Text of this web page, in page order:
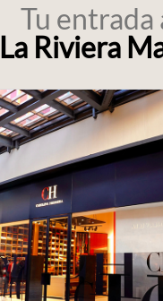
Tu entrada
La Riviera